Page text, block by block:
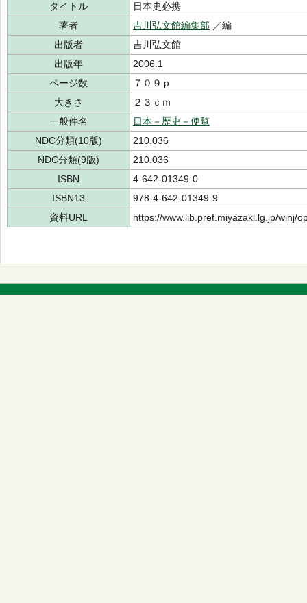
タイトル
日本史必携
著者
吉川弘文館編集部 ／編
出版者
吉川弘文館
出版年
2006.1
ページ数
７０９ｐ
大きさ
２３ｃｍ
一般件名
日本－歴史－便覧
NDC分類(10版)
210.036
NDC分類(9版)
210.036
ISBN
4-642-01349-0
ISBN13
978-4-642-01349-9
資料URL
https://www.lib.pref.miyazaki.lg.jp/winj/